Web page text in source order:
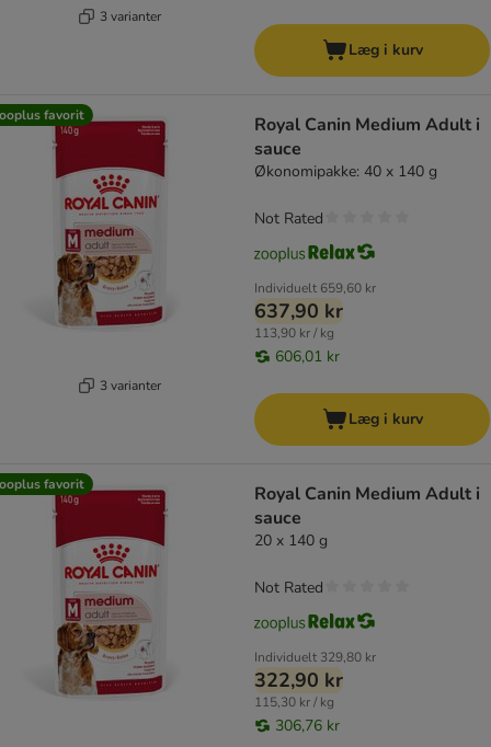
3 varianter
Læg i kurv
favorit
3 varianter
Royal Canin Medium Adult i
sauce
Økonomipakke: 40 x 140 g
Individuelt 659,60 kr
637,90 kr
113,90 kr / kg
606,01 kr
Not Rated
Læg i kurv
favorit
Royal Canin Medium Adult i
sauce
20 x 140 g
Individuelt 329,80 kr
322,90 kr
115,30 kr / kg
306,76 kr
Not Rated